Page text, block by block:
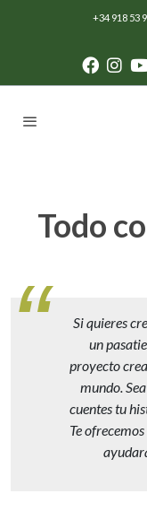
+34 918 53
Todo
Si quieres
un
proyecto
mundo.
cuentes tu
Te